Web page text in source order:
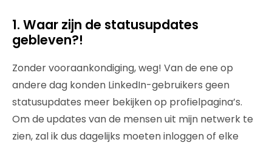
1. Waar zijn de statusupdates
gebleven?!
Zonder vooraankondiging, weg! Van de ene op
andere dag konden LinkedIn-gebruikers geen
statusupdates meer bekijken op profielpagina’s.
Om de updates van de mensen uit mijn netwerk te
zien, zal ik dus dagelijks moeten inloggen of elke